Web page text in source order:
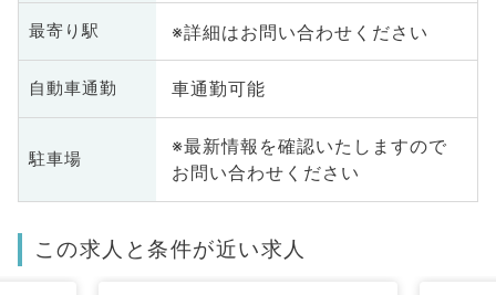
最寄り駅 ※詳細はお問い合わせください
自動車通勤 車通勤可能
駐車場
※最新情報を確認いたしますので
お問い合わせください
この求人と条件が近い求人